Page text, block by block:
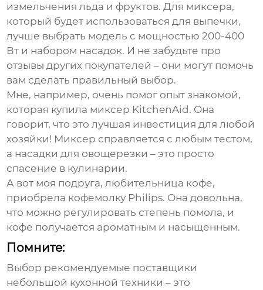
измельчения льда и фруктов. Для миксера,
который будет использоваться для выпечки,
лучше выбрать модель с мощностью 200-400
Вт и набором насадок. И не забудьте про
отзывы других покупателей – они могут помочь
вам сделать правильный выбор.
Мне, например, очень помог опыт знакомой,
которая купила миксер KitchenAid. Она
говорит, что это лучшая инвестиция для любой
хозяйки! Миксер справляется с любым тестом,
а насадки для овощерезки – это просто
спасение в кулинарии.
А вот моя подруга, любительница кофе,
приобрела кофемолку Philips. Она довольна,
что можно регулировать степень помола, и
кофе получается ароматным и насыщенным.
Помните:
Выбор рекомендуемые поставщики
небольшой кухонной техники – это